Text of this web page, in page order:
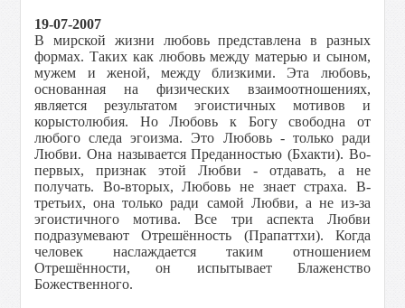
19-07-2007
В мирской жизни любовь представлена в разных
формах. Таких как любовь между матерью и сыном,
мужем и женой, между близкими. Эта любовь,
основанная на физических взаимоотношениях,
является результатом эгоистичных мотивов и
корыстолюбия. Но Любовь к Богу свободна от
любого следа эгоизма. Это Любовь - только ради
Любви. Она называется Преданностью (Бхакти). Во-
первых, признак этой Любви - отдавать, а не
получать. Во-вторых, Любовь не знает страха. В-
третьих, она только ради самой Любви, а не из-за
эгоистичного мотива. Все три аспекта Любви
подразумевают Отрешённость (Прапаттхи). Когда
человек наслаждается таким отношением
Отрешённости, он испытывает Блаженство
Божественного.